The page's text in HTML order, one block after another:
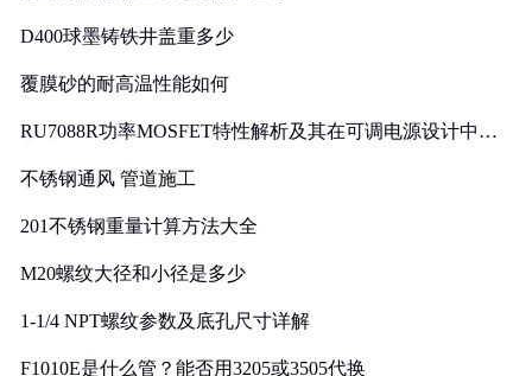
D400球墨铸铁井盖重多少
覆膜砂的耐高温性能如何
RU7088R功率MOSFET特性解析及其在可调电源设计中的
不锈钢通风 管道施工
201不锈钢重量计算方法大全
M20螺纹大径和小径是多少
1-1/4 NPT螺纹参数及底孔尺寸详解
F1010E是什么管？能否用3205或3505代换